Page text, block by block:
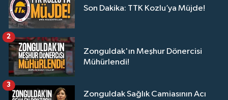
Son Dakika: TTK Kozlu’ya Müjde!
Zonguldak'ın Meşhur Dönercisi
Mühürlendi!
2
Zonguldak Sağlık Camiasının Acı
3